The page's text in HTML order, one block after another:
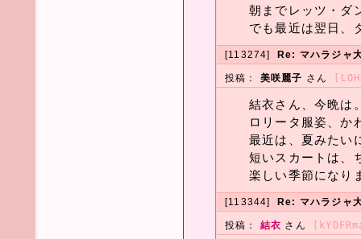
朝までレッツ・ダ
でも最近は翌日、
[113274] Re: マハラジャ
投稿： 美咲麗子 さん
結衣さん、今晩は
ロリータ服姿、か
最近は、夏みたい
短いスカートは、
楽しい季節になり
[113344] Re: マハラジャ
投稿： 結衣 さん